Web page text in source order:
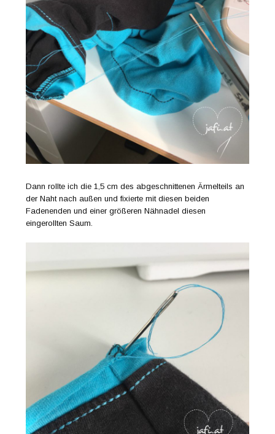
Dann rollte ich die 1,5 cm des abgeschnittenen Ärmelteils an
der Naht nach außen und fixierte mit diesen beiden
Fadenenden und einer größeren Nähnadel diesen
eingerollten Saum.